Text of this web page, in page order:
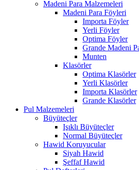
Madeni Para Malzemeleri
Madeni Para Föyleri
Importa Föyler
Yerli Föyler
Optima Föyler
Grande Madeni
Munten
Klasörler
Optima Klasörler
Yerli Klasörler
Importa Klasörler
Grande Klasörler
Pul Malzemeleri
Büyüteçler
Işıklı Büyüteçler
Normal Büyüteçler
Hawid Koruyucular
Siyah Hawid
Şeffaf Hawid